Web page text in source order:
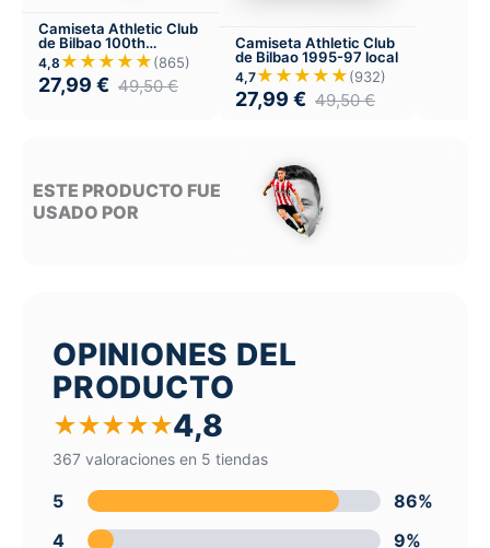
Camiseta Athletic Club
de Bilbao 100th
aniversario 1998
4,8 ★★★★★(865)
27,99 € 49,50€
Camiseta Athletic Club
de Bilbao 1995-97 local
4,7★★★★★(932)
27,99 € 49,50€
ESTE PRODUCTO FUE
USADO POR
OPINIONES DEL
PRODUCTO
★★★★★4,8
367 valoraciones en 5 tiendas
5
86%
4
9%